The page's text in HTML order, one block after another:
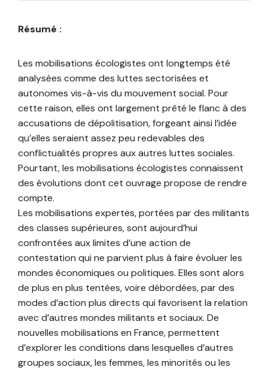
Résumé :
Les mobilisations écologistes ont longtemps été
analysées comme des luttes sectorisées et
autonomes vis-à-vis du mouvement social. Pour
cette raison, elles ont largement prêté le flanc à des
accusations de dépolitisation, forgeant ainsi l’idée
qu’elles seraient assez peu redevables des
conflictualités propres aux autres luttes sociales.
Pourtant, les mobilisations écologistes connaissent
des évolutions dont cet ouvrage propose de rendre
compte.
Les mobilisations expertes, portées par des militants
des classes supérieures, sont aujourd’hui
confrontées aux limites d’une action de
contestation qui ne parvient plus à faire évoluer les
mondes économiques ou politiques. Elles sont alors
de plus en plus tentées, voire débordées, par des
modes d’action plus directs qui favorisent la relation
avec d’autres mondes militants et sociaux. De
nouvelles mobilisations en France, permettent
d’explorer les conditions dans lesquelles d’autres
groupes sociaux, les femmes, les minorités ou les